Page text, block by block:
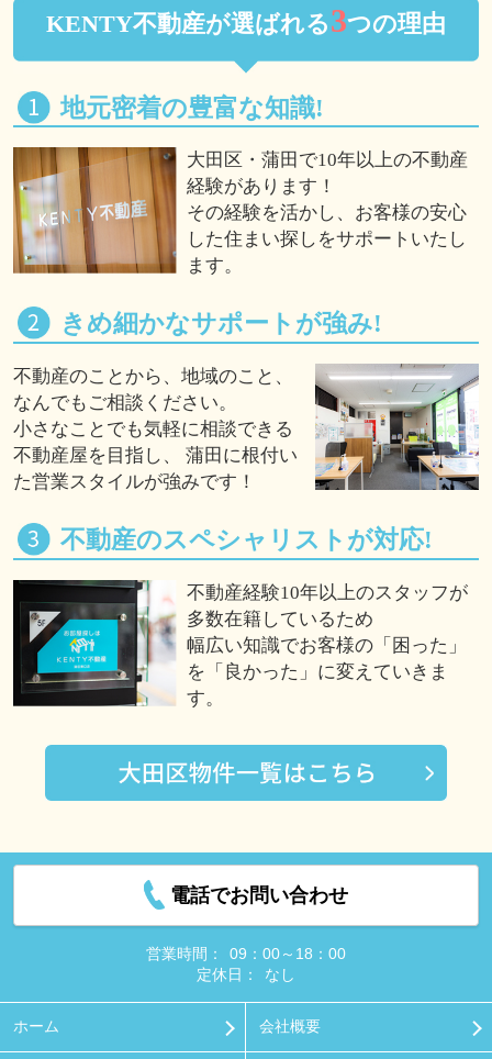
KENTY不動産が選ばれる3つの理由
地元密着の豊富な知識!
大田区・蒲田で10年以上の不動産
経験があります！
その経験を活かし、お客様の安心
した住まい探しをサポートいたし
ます。
きめ細かなサポートが強み!
不動産のことから、地域のこと、
なんでもご相談ください。
小さなことでも気軽に相談できる
不動産屋を目指し、 蒲田に根付い
た営業スタイルが強みです！
不動産のスペシャリストが対応!
不動産経験10年以上のスタッフが
多数在籍しているため
幅広い知識でお客様の「困った」
を「良かった」に変えていきま
す。
電話でお問い合わせ
営業時間：
09：00～18：00
定休日：
なし
ホーム 会社概要